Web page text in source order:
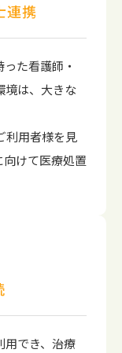
連携
た看護師・
境は、大きな
利用者様を見
けて医療処置
用でき、治療